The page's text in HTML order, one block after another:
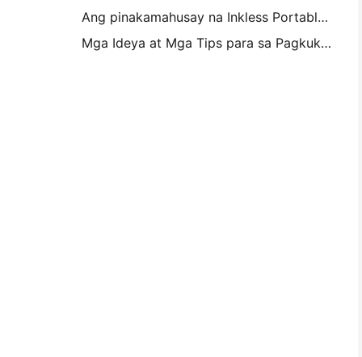
Ang pinakamahusay na Inkless Portable Printer para sa Travel, School, at Mobile Work: Hanin MT620 Pro Review
Mga Ideya at Mga Tips para sa Pagkukumpisal ng Kambahay at Dorm